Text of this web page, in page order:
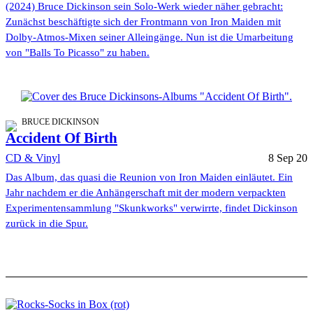
(2024) Bruce Dickinson sein Solo-Werk wieder näher gebracht:
Zunächst beschäftigte sich der Frontmann von Iron Maiden mit
Dolby-Atmos-Mixen seiner Alleingänge. Nun ist die Umarbeitung
von "Balls To Picasso" zu haben.
BRUCE DICKINSON
Accident Of Birth
CD & Vinyl 8 Sep 20
Das Album, das quasi die Reunion von Iron Maiden einläutet. Ein
Jahr nachdem er die Anhängerschaft mit der modern verpackten
Experimentensammlung "Skunkworks" verwirrte, findet Dickinson
zurück in die Spur.